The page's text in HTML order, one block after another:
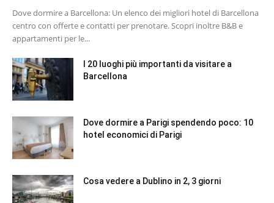
Dove dormire a Barcellona: Un elenco dei migliori hotel di Barcellona
centro con offerte e contatti per prenotare. Scopri inoltre B&B e
appartamenti per le...
I 20 luoghi più importanti da visitare a
Barcellona
Dove dormire a Parigi spendendo poco: 10
hotel economici di Parigi
Cosa vedere a Dublino in 2, 3 giorni